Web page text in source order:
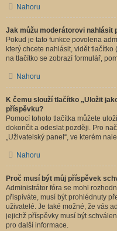
Nahoru
Jak můžu moderátorovi nahlásit
Pokud je tato funkce povolena
který chcete nahlásit, vidět
na tlačítko se zobrazí formulář,
Nahoru
K čemu slouží tlačítko „Uložit
příspěvku?
Pomocí tohoto tlačítka můžete
dokončit a odeslat později. Pro
„Uživatelský panel“, ve kterém
Nahoru
Proč musí být můj příspěvek
Administrátor fóra se mohl
přispíváte, musí být prohlédnuty
uživatelé. Je také možné, že vás
jejichž příspěvky musí být
pro další informace.